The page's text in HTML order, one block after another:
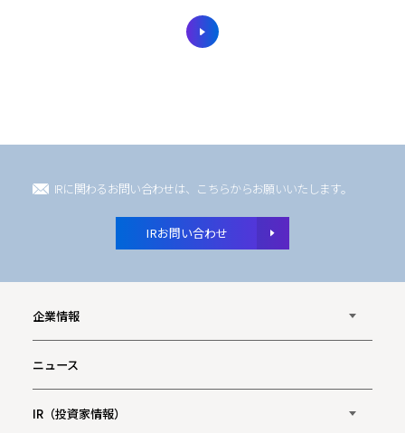
IRに関わるお問い合わせは、こちらからお願いいたします。
IRお問い合わせ
企業情報
ニュース
IR（投資家情報）